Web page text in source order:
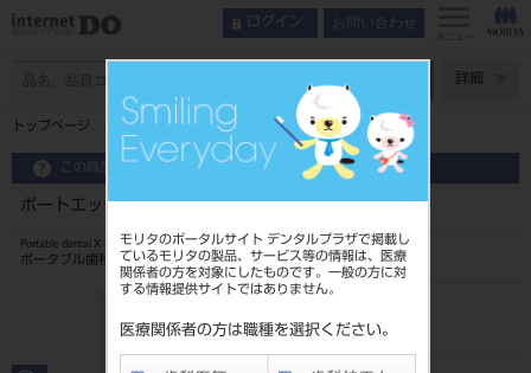
モリタのポータルサイト デンタルプラザで掲載し
ているモリタの製品、サービス等の情報は、医療
関係者の方を対象にしたものです。一般の方に対
する情報提供サイトではありません。
医療関係者の方は職種を選択ください。
ログイン お問い合わせ
メニュー
詳細
トップページ ポートエックス Ⅳ センサーカバーサイズ小 10入
この商品に関するお問い合わせ
ポートエックス Ⅳ センサーカバーサイズ小 10入
Portable dental X-ray unit
ポータブル歯科用X線装置
206240208
インデックス 製品情報